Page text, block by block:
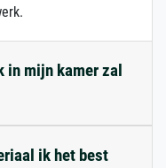
in mijn kamer zal
ik het best